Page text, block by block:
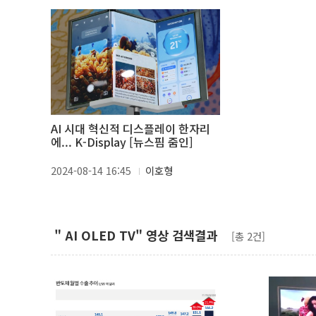
AI 시대 혁신적 디스플레이 한자리
에... K-Display [뉴스핌 줌인]
2024-08-14 16:45 이호형
" AI OLED TV" 영상 검색결과 [총 2건]